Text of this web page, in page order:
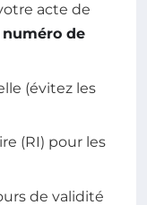
acte de
numéro de
(évitez les
(RI) pour les
de validité